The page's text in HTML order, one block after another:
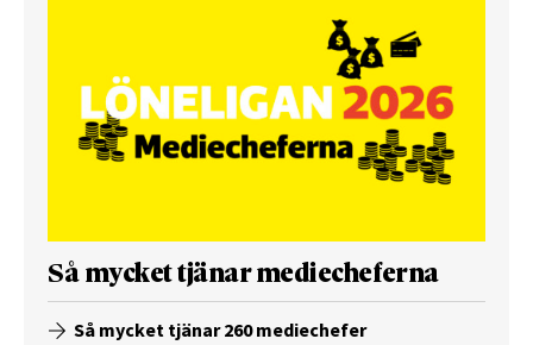
Så mycket tjänar mediecheferna
Så mycket tjänar 260 mediechefer